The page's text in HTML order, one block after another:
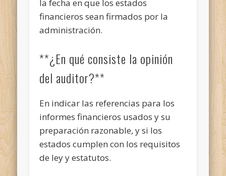
la fecha en que los estados
financieros sean firmados por la
administración.
**¿En qué consiste la opinión
del auditor?**
En indicar las referencias para los
informes financieros usados y su
preparación razonable, y si los
estados cumplen con los requisitos
de ley y estatutos.